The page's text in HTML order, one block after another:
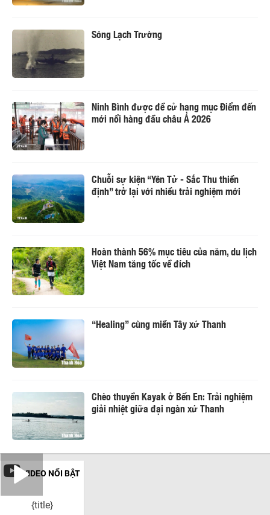
Sóng Lạch Trường
Ninh Bình được đề cử hạng mục Điểm đến
mới nổi hàng đầu châu Á 2026
Chuỗi sự kiện “Yên Tử - Sắc Thu thiền
định” trở lại với nhiều trải nghiệm mới
Hoàn thành 56% mục tiêu của năm, du lịch
Việt Nam tăng tốc về đích
“Healing” cùng miền Tây xứ Thanh
Chèo thuyền Kayak ở Bến En: Trải nghiệm
giải nhiệt giữa đại ngàn xứ Thanh
VIDEO NỔI BẬT
{title}